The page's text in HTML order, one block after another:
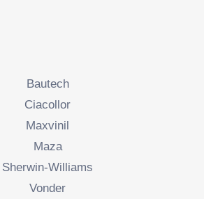
Bautech
Ciacollor
Maxvinil
Maza
Sherwin-Williams
Vonder